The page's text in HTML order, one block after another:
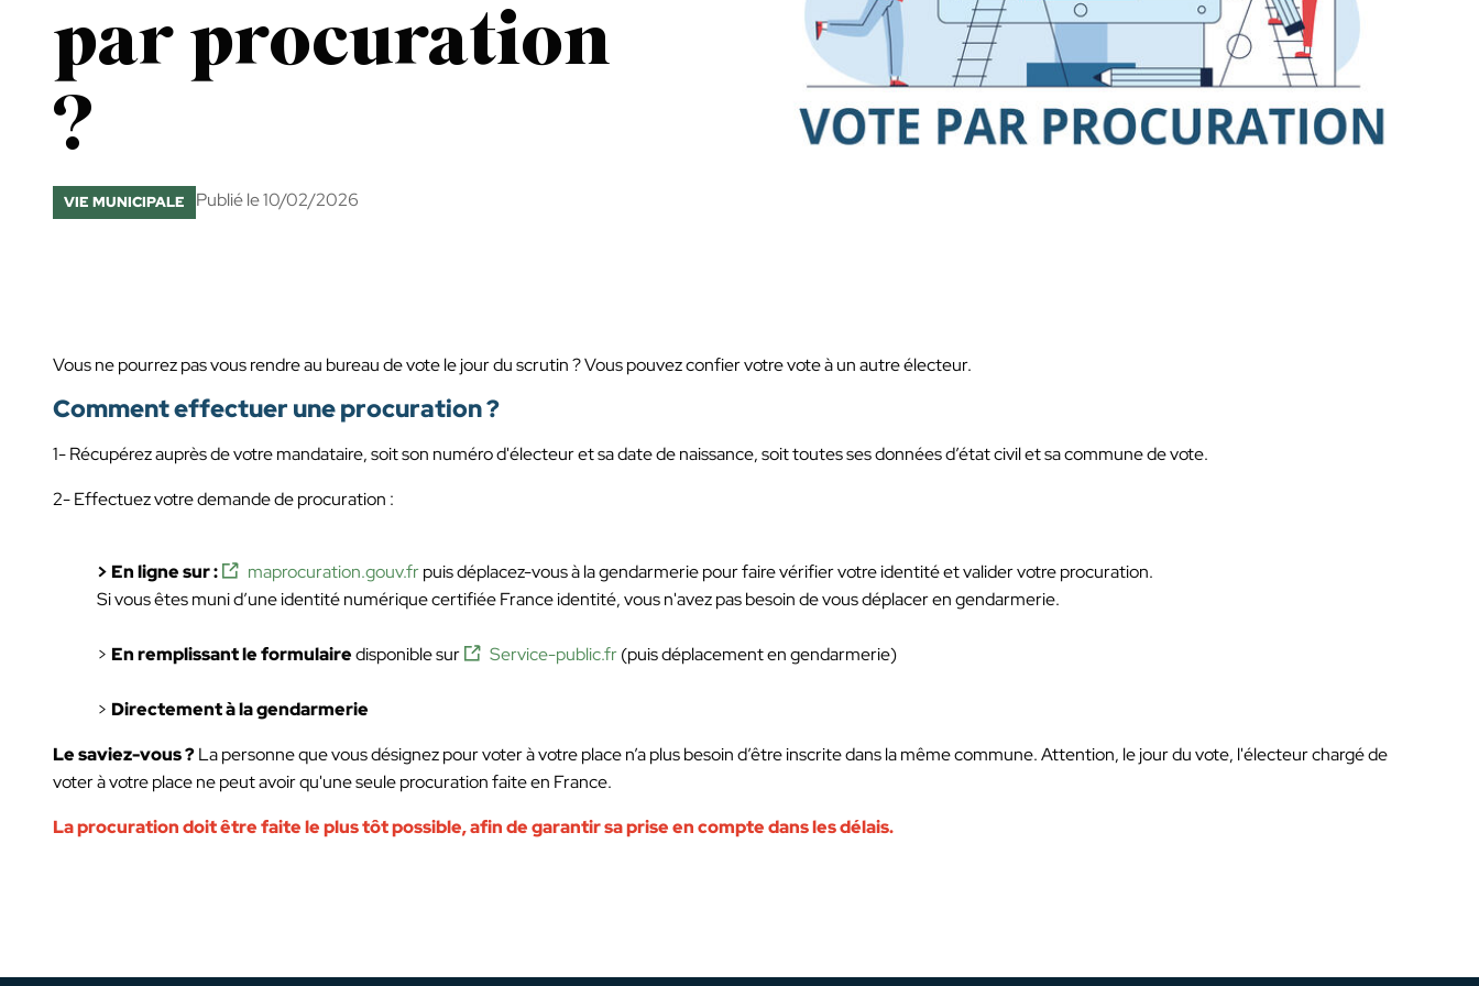
par procuration
?
VIE MUNICIPALE Publié le 10/02/2026
Vous ne pourrez pas vous rendre au bureau de vote le jour du scrutin ? Vous pouvez confier votre vote à un autre électeur.
Comment effectuer une procuration ?
1- Récupérez auprès de votre mandataire, soit son numéro d'électeur et sa date de naissance, soit toutes ses données d’état civil et sa commune de vote.
2- Effectuez votre demande de procuration :
> En ligne sur : maprocuration.gouv.frpuis déplacez-vous à la gendarmerie pour faire vérifier votre identité et valider votre procuration.
Si vous êtes muni d’une identité numérique certifiée France identité, vous n'avez pas besoin de vous déplacer en gendarmerie.
> En remplissant le formulairedisponible sur Service-public.fr(puis déplacement en gendarmerie)
> Directement à la gendarmerie
Le saviez-vous ?La personne que vous désignez pour voter à votre place n’a plus besoin d’être inscrite dans la même commune. Attention, le jour du vote, l'électeur chargé de
voter à votre place ne peut avoir qu'une seule procuration faite en France.
La procuration doit être faite le plus tôt possible, afin de garantir sa prise en compte dans les délais.